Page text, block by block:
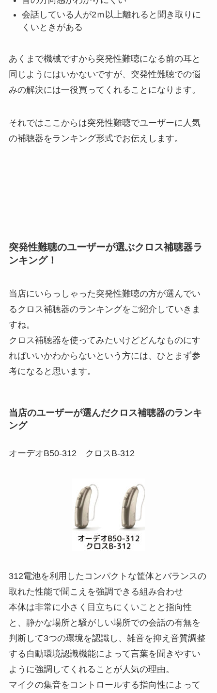
会話している人が2ｍ以上離れると聞き取りに
くいときがある
あくまで機械ですから突発性難聴になる前の耳と
同じようにはいかないですが、突発性難聴での悩
みの解決には一役買ってくれることになります。
それではここからは突発性難聴でユーザーに人気
の補聴器をランキング形式でお伝えします。
突発性難聴のユーザーが選ぶクロス補聴器ラ
ンキング！
当店にいらっしゃった突発性難聴の方が選んでい
るクロス補聴器のランキングをご紹介していきま
すね。
クロス補聴器を使ってみたいけどどんなものにす
ればいいかわからないという方には、ひとまず参
考になると思います。
当店のユーザーが選んだクロス補聴器のランキ
ング
オーデオB50-312 クロスB-312
312電池を利用したコンパクトな筐体とバランスの
取れた性能で聞こえを強調できる組み合わせ
本体は非常に小さく目立ちにくいことと指向性
と、静かな場所と騒がしい場所での会話の有無を
判断して3つの環境を認識し、雑音を抑え音質調整
する自動環境認識機能によって言葉を聞きやすい
ように強調してくれることが人気の理由。
マイクの集音をコントロールする指向性によって